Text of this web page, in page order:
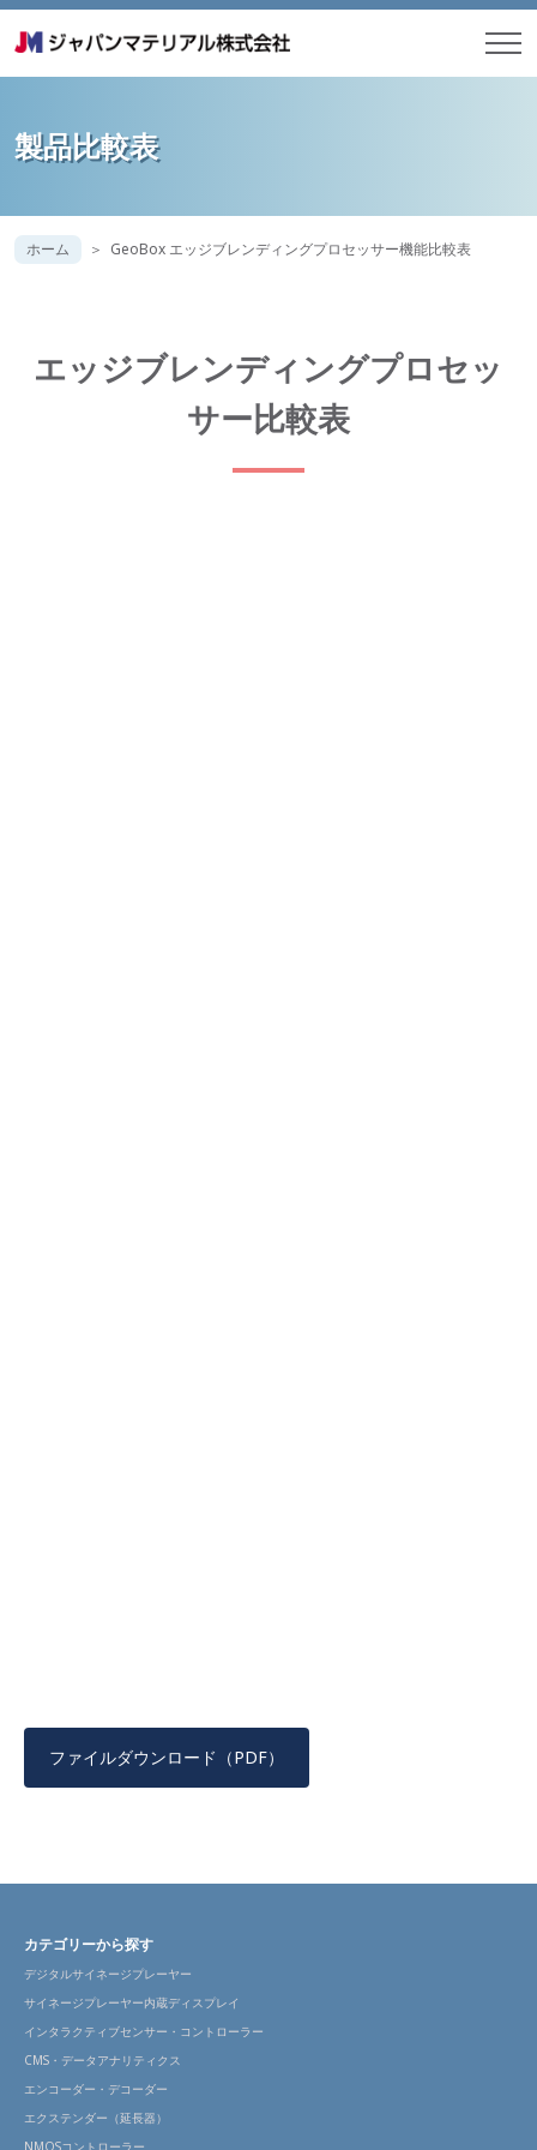
製品比較表
ホーム GeoBox エッジブレンディングプロセッサー機能比較表
エッジブレンディングプロセッ
サー比較表
ファイルダウンロード（PDF）
カテゴリーから探す
デジタルサイネージプレーヤー
サイネージプレーヤー内蔵ディスプレイ
インタラクティブセンサー・コントローラー
CMS・データアナリティクス
エンコーダー・デコーダー
エクステンダー（延長器）
NMOSコントローラー